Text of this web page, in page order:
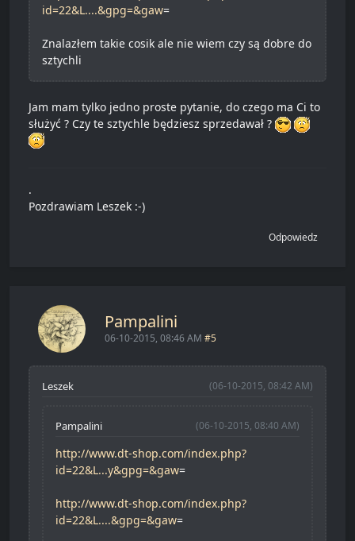
id=22&L....&gpg=&gaw=
Znalazłem takie cosik ale nie wiem czy są dobre do
sztychli
Jam mam tylko jedno proste pytanie, do czego ma Ci to
służyć ? Czy te sztychle będziesz sprzedawał ?
.
Pozdrawiam Leszek :-)
Odpowiedz
Pampalini
06-10-2015, 08:46 AM #5
(06-10-2015, 08:42 AM)
Leszek
(06-10-2015, 08:40 AM)
Pampalini
http://www.dt-shop.com/index.php?
id=22&L...y&gpg=&gaw=
http://www.dt-shop.com/index.php?
id=22&L....&gpg=&gaw=